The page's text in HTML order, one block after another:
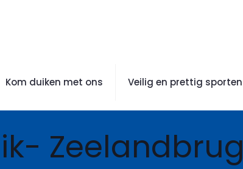
Kom duiken met ons Veilig en prettig sporten
Zeelandbrug